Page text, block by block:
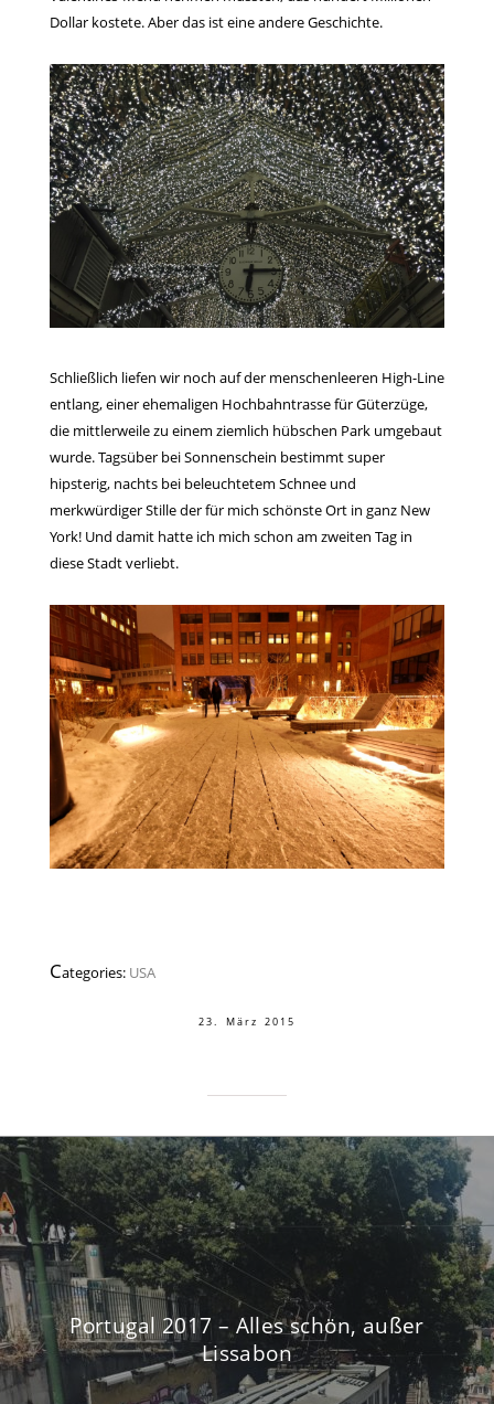
Dollar kostete. Aber das ist eine andere Geschichte.
Schließlich liefen wir noch auf der menschenleeren High-Line
entlang, einer ehemaligen Hochbahntrasse für Güterzüge,
die mittlerweile zu einem ziemlich hübschen Park umgebaut
wurde. Tagsüber bei Sonnenschein bestimmt super
hipsterig, nachts bei beleuchtetem Schnee und
merkwürdiger Stille der für mich schönste Ort in ganz New
York! Und damit hatte ich mich schon am zweiten Tag in
diese Stadt verliebt.
Categories: USA
23. März 2015
Portugal 2017 – Alles schön, außer
Lissabon